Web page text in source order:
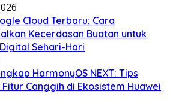
Cloud Terbaru: Cara
Kecerdasan Buatan untuk
Sehari-Hari
HarmonyOS NEXT: Tips
Canggih di Ekosistem Huawei